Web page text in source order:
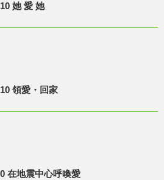
她 愛 她
領愛・回家
在地震中心呼喚愛